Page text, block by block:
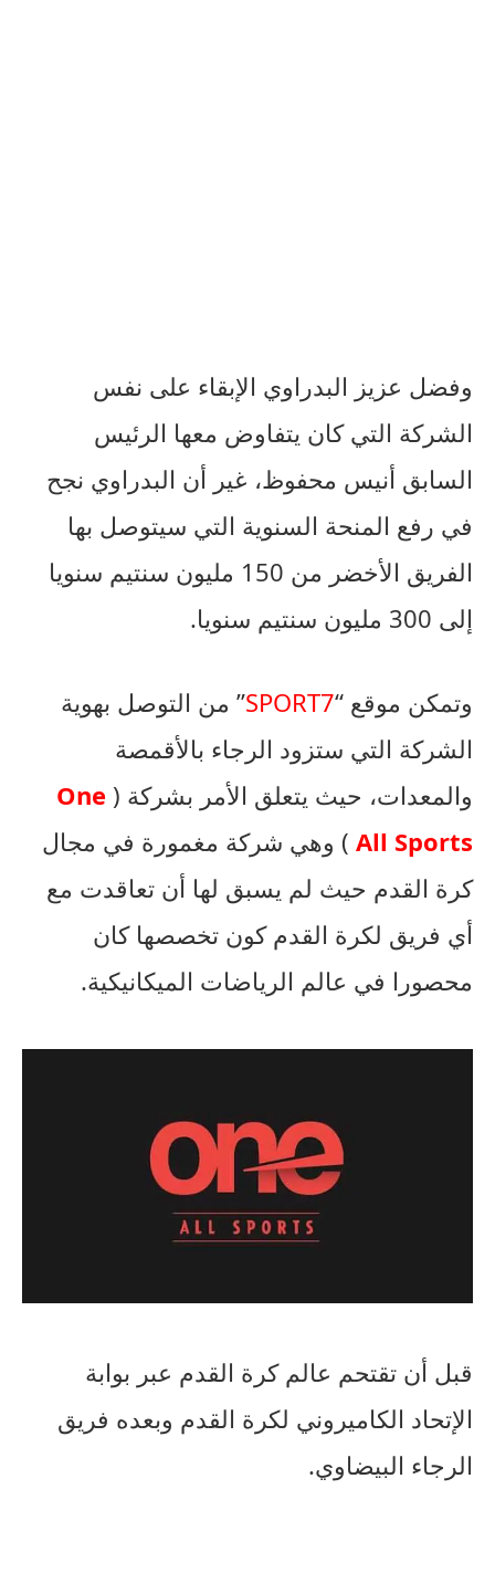
وفضل عزيز البدراوي الإبقاء على نفس
الشركة التي كان يتفاوض معها الرئيس
السابق أنيس محفوظ، غير أن البدراوي نجح
في رفع المنحة السنوية التي سيتوصل بها
الفريق الأخضر من 150 مليون سنتيم سنويا
إلى 300 مليون سنتيم سنويا.
وتمكن موقع “SPORT7” من التوصل بهوية
الشركة التي ستزود الرجاء بالأقمصة
والمعدات، حيث يتعلق الأمر بشركة ( One
All Sports ) وهي شركة مغمورة في مجال
كرة القدم حيث لم يسبق لها أن تعاقدت مع
أي فريق لكرة القدم كون تخصصها كان
محصورا في عالم الرياضات الميكانيكية.
قبل أن تقتحم عالم كرة القدم عبر بوابة
الإتحاد الكاميروني لكرة القدم وبعده فريق
الرجاء البيضاوي.